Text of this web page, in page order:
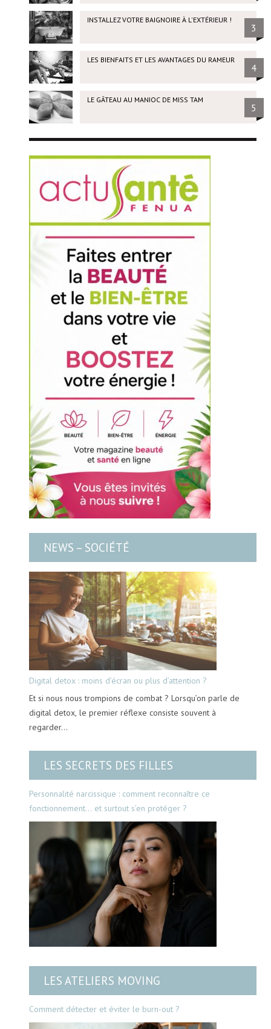
INSTALLEZ VOTRE BAIGNOIRE À L'EXTÉRIEUR !
3
LES BIENFAITS ET LES AVANTAGES DU RAMEUR
4
LE GÂTEAU AU MANIOC DE MISS TAM
5
NEWS – SOCIÉTÉ
Digital detox : moins d’écran ou plus d’attention ?
Et si nous nous trompions de combat ? Lorsqu’on parle de
digital detox, le premier réflexe consiste souvent à
regarder…
LES SECRETS DES FILLES
Personnalité narcissique : comment reconnaître ce
fonctionnement… et surtout s’en protéger ?
LES ATELIERS MOVING
Comment détecter et éviter le burn-out ?